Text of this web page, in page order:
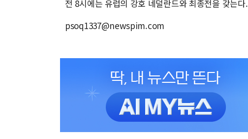
전 8시에는 유럽의 강호 네덜란드와 최종전을 갖는다.
psoq1337@newspim.com